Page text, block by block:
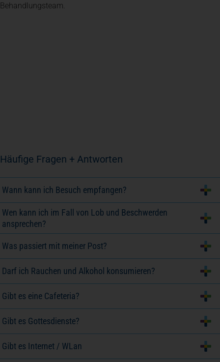
Behandlungsteam.
Häufige Fragen + Antworten
Wann kann ich Besuch empfangen?
Wen kann ich im Fall von Lob und Beschwerden
ansprechen?
Was passiert mit meiner Post?
Darf ich Rauchen und Alkohol konsumieren?
Gibt es eine Cafeteria?
Gibt es Gottesdienste?
Gibt es Internet / WLan